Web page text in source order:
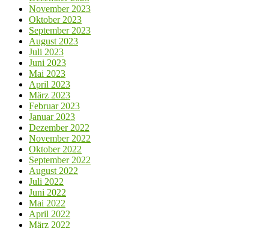
November 2023
Oktober 2023
September 2023
August 2023
Juli 2023
Juni 2023
Mai 2023
April 2023
März 2023
Februar 2023
Januar 2023
Dezember 2022
November 2022
Oktober 2022
September 2022
August 2022
Juli 2022
Juni 2022
Mai 2022
April 2022
März 2022